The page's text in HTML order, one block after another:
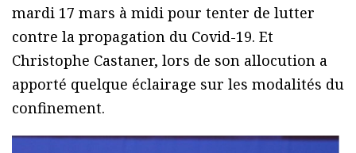
mardi 17 mars à midi pour tenter de lutter
contre la propagation du Covid-19. Et
Christophe Castaner, lors de son allocution a
apporté quelque éclairage sur les modalités du
confinement.